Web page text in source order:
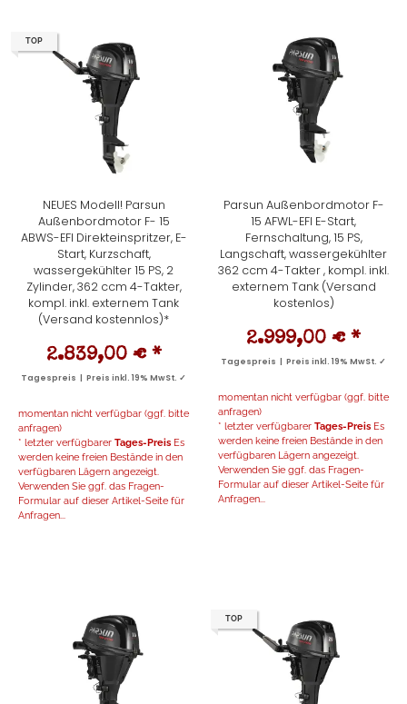
TOP
NEUES Modell! Parsun
Außenbordmotor F- 15
ABWS-EFI Direkteinspritzer, E-
Start, Kurzschaft,
wassergekühlter 15 PS, 2
Zylinder, 362 ccm 4-Takter,
kompl. inkl. externem Tank
(Versand kostennlos)*
2.839,00 € *
Tagespreis | Preis inkl. 19% MwSt. ✓
momentan nicht verfügbar (ggf. bitte
anfragen)
* letzter verfügbarer Tages-Preis Es
werden keine freien Bestände in den
verfügbaren Lägern angezeigt.
Verwenden Sie ggf. das Fragen-
Formular auf dieser Artikel-Seite für
Anfragen...
Parsun Außenbordmotor F-
15 AFWL-EFI E-Start,
Fernschaltung, 15 PS,
Langschaft, wassergekühlter
362 ccm 4-Takter , kompl. inkl.
externem Tank (Versand
kostenlos)
2.999,00 € *
Tagespreis | Preis inkl. 19% MwSt. ✓
momentan nicht verfügbar (ggf. bitte
anfragen)
* letzter verfügbarer Tages-Preis Es
werden keine freien Bestände in den
verfügbaren Lägern angezeigt.
Verwenden Sie ggf. das Fragen-
Formular auf dieser Artikel-Seite für
Anfragen...
TOP